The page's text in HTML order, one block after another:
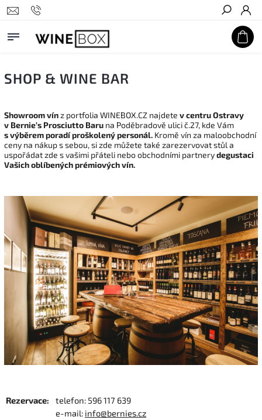
Hledat
SHOP & WINE BAR
Showroom vínz portfolia WINEBOX.CZ najdete v centru Ostravy
v Bernie’s Prosciutto Baru na Poděbradově ulici č.27, kde Vám
s výběrem poradí proškolený personál. Kromě vín za maloobchodní
ceny na nákup s sebou, si zde můžete také zarezervovat stůl a
uspořádat zde s vašimi přáteli nebo obchodními partnerydegustaci
Vašich oblíbených prémiových vín.
Rezervace:
telefon: 596 117 639
e-mail: info@bernies.cz